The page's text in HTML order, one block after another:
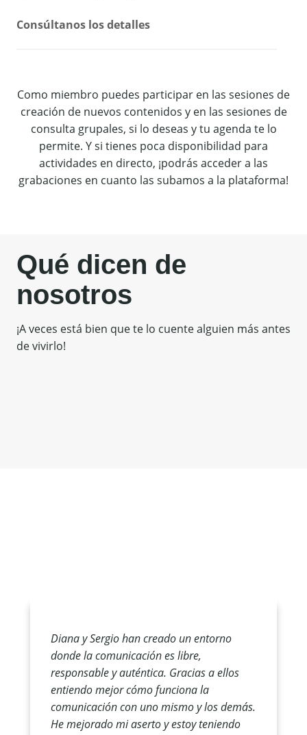
Consúltanos los detalles
Como miembro puedes participar en las sesiones de
creación de nuevos contenidos y en las sesiones de
consulta grupales, si lo deseas y tu agenda te lo
permite. Y si tienes poca disponibilidad para
actividades en directo, ¡podrás acceder a las
grabaciones en cuanto las subamos a la plataforma!
Qué dicen de
nosotros
¡A veces está bien que te lo cuente alguien más antes
de vivirlo!
Diana y Sergio han creado un entorno
donde la comunicación es libre,
responsable y auténtica. Gracias a ellos
entiendo mejor cómo funciona la
comunicación con uno mismo y los demás.
He mejorado mi aserto y estoy teniendo